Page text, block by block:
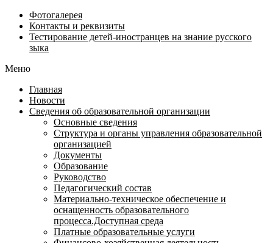
Фотогалерея
Контакты и реквизиты
Тестирование детей-иностранцев на знание русского
зыка
Меню
Главная
Новости
Сведения об образовательной организации
Основные сведения
Структура и органы управления образовательной
организацией
Документы
Образование
Руководство
Педагогический состав
Материально-техническое обеспечение и
оснащенность образовательного
процесса.Доступная среда
Платные образовательные услуги